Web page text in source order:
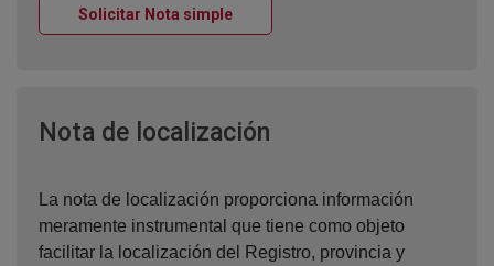
Solicitar Nota simpleVentana nueva
Nota de localización
La nota de localización proporciona información
meramente instrumental que tiene como objeto
facilitar la localización del Registro, provincia y